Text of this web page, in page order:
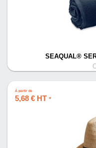
SEAQUAL®
À partir de
5,68 € HT *